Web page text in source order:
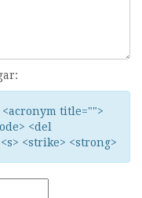
title="">
<del
<strike> <strong>